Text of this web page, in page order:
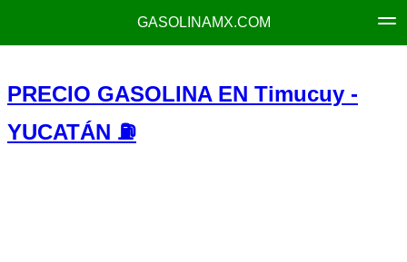
GASOLINAMX.COM
PRECIO GASOLINA EN Timucuy -
YUCATÁN ⛽